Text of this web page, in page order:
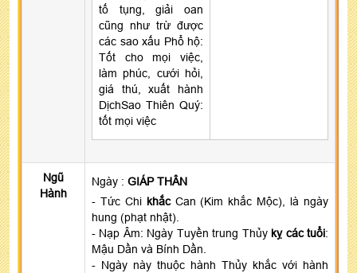
tố tụng, giải oan
cũng như trừ được
các sao xấu Phổ hộ:
Tốt cho mọi việc,
làm phúc, cưới hỏi,
giá thú, xuất hành
DịchSao Thiên Quý:
tốt mọi việc
Ngũ
Hành
Ngày : GIÁP THÂN
- Tức Chi khắcCan (Kim khắc Mộc), là ngày
hung (phạt nhật).
- Nạp Âm: Ngày Tuyền trung Thủy kỵ các tuổi:
Mậu Dần và Bính Dần.
- Ngày này thuộc hành Thủy khắc với hành